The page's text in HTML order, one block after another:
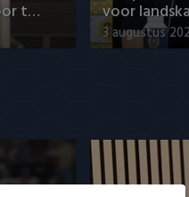
t… voor
3 augustus